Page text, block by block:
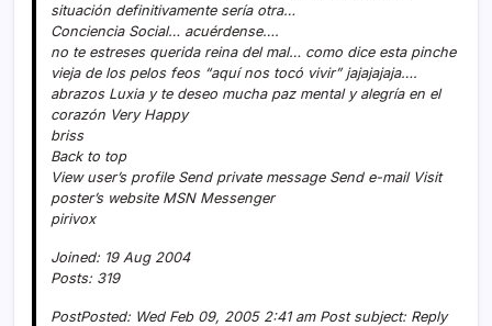
situación definitivamente serí­a otra…
Conciencia Social… acuérdense….
no te estreses querida reina del mal… como dice esta pinche
vieja de los pelos feos “aquí­ nos tocó vivir” jajajajaja….
abrazos Luxia y te deseo mucha paz mental y alegrí­a en el
corazón Very Happy
briss
Back to top
View user’s profile Send private message Send e-mail Visit
poster’s website MSN Messenger
pirivox
Joined: 19 Aug 2004
Posts: 319
PostPosted: Wed Feb 09, 2005 2:41 am Post subject: Reply